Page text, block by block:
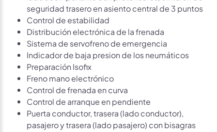
seguridad trasero en asiento central de 3 puntos
Control de estabilidad
Distribución electrónica de la frenada
Sistema de servofreno de emergencia
Indicador de baja presion de los neumáticos
Preparación Isofix
Freno mano electrónico
Control de frenada en curva
Control de arranque en pendiente
Puerta conductor, trasera (lado conductor),
pasajero y trasera (lado pasajero) con bisagras